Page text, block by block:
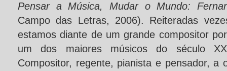
Pensar a Música, Mudar o Mundo:
Campo das Letras, 2006). Reiteradas
estamos diante de um grande compositor
um dos maiores músicos do século
Compositor, regente, pianista e pensador, a